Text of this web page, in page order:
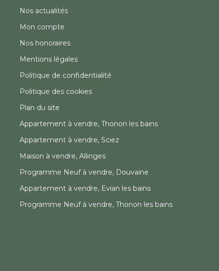
Nos actualités
Mon compte
Nos honoraires
Mentions légales
Politique de confidentialité
Politique des cookies
Plan du site
Appartement à vendre, Thonon les bains
Appartement à vendre, Sciez
Maison à vendre, Allinges
Programme Neuf à vendre, Douvaine
Appartement à vendre, Evian les bains
Programme Neuf à vendre, Thonon les bains